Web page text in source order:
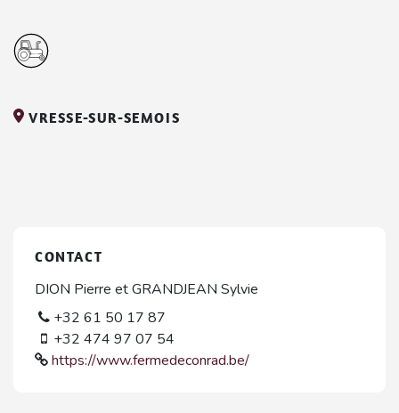
VRESSE-SUR-SEMOIS
CONTACT
DION Pierre et GRANDJEAN Sylvie
+32 61 50 17 87
+32 474 97 07 54
https://www.fermedeconrad.be/